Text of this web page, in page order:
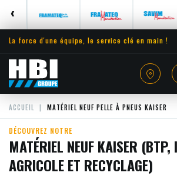
La force d'une équipe, le service clé en main !
ACCUEIL MATÉRIEL NEUF PELLE À PNEUS KAISER
DÉCOUVREZ NOTRE
MATÉRIEL NEUF KAISER (BTP,
AGRICOLE ET RECYCLAGE)